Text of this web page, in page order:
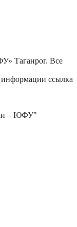
Таганрог. Все
ссылка
– ЮФУ"